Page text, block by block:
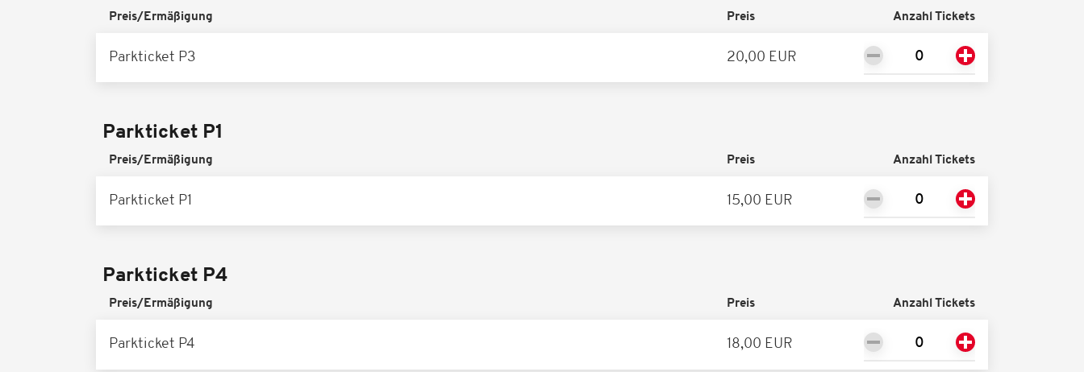
Preis/Ermäßigung Preis Anzahl Tickets
Parkticket P3 20,00 EUR
Parkticket P1
Preis/Ermäßigung Preis Anzahl Tickets
Parkticket P1 15,00 EUR
Parkticket P4
Preis/Ermäßigung Preis Anzahl Tickets
Parkticket P4 18,00 EUR